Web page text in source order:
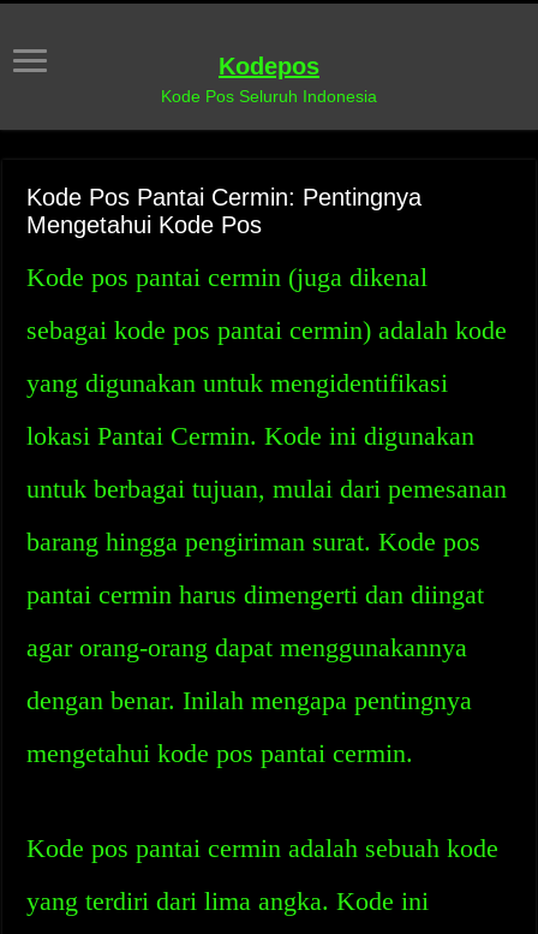
Kodepos
Kode Pos Seluruh Indonesia
Kode Pos Pantai Cermin: Pentingnya
Mengetahui Kode Pos
Kode pos pantai cermin (juga dikenal
sebagai kode pos pantai cermin) adalah kode
yang digunakan untuk mengidentifikasi
lokasi Pantai Cermin. Kode ini digunakan
untuk berbagai tujuan, mulai dari pemesanan
barang hingga pengiriman surat. Kode pos
pantai cermin harus dimengerti dan diingat
agar orang-orang dapat menggunakannya
dengan benar. Inilah mengapa pentingnya
mengetahui kode pos pantai cermin.
Kode pos pantai cermin adalah sebuah kode
yang terdiri dari lima angka. Kode ini